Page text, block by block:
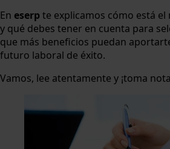
En eserpte explicamos cómo está
y qué debes tener en cuenta para
que más beneficios puedan
futuro laboral de éxito.
Vamos, lee atentamente y ¡toma